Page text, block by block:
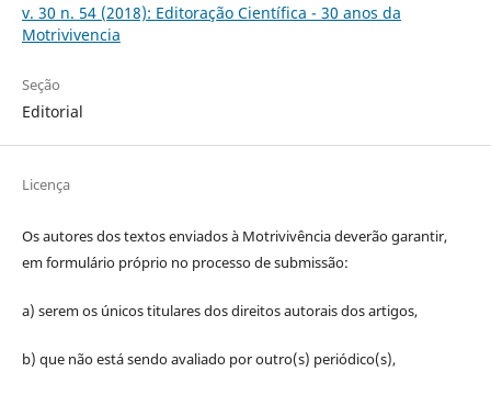
v. 30 n. 54 (2018): Editoração Científica - 30 anos da
Motrivivencia
Seção
Editorial
Licença
Os autores dos textos enviados à Motrivivência deverão garantir,
em formulário próprio no processo de submissão:
a) serem os únicos titulares dos direitos autorais dos artigos,
b) que não está sendo avaliado por outro(s) periódico(s),